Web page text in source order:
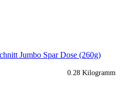
Jumbo Spar Dose (260g)
0.28 Kilogramm